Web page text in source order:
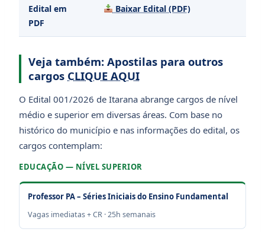
Edital em
PDF
Baixar Edital (PDF)
Veja também: Apostilas para outros
cargos CLIQUE AQUI
O Edital 001/2026 de Itarana abrange cargos de nível
médio e superior em diversas áreas. Com base no
histórico do município e nas informações do edital, os
cargos contemplam:
EDUCAÇÃO — NÍVEL SUPERIOR
Professor PA – Séries Iniciais do Ensino Fundamental
Vagas imediatas + CR · 25h semanais